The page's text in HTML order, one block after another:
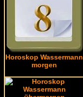
Horoskop Wassermann
morgen